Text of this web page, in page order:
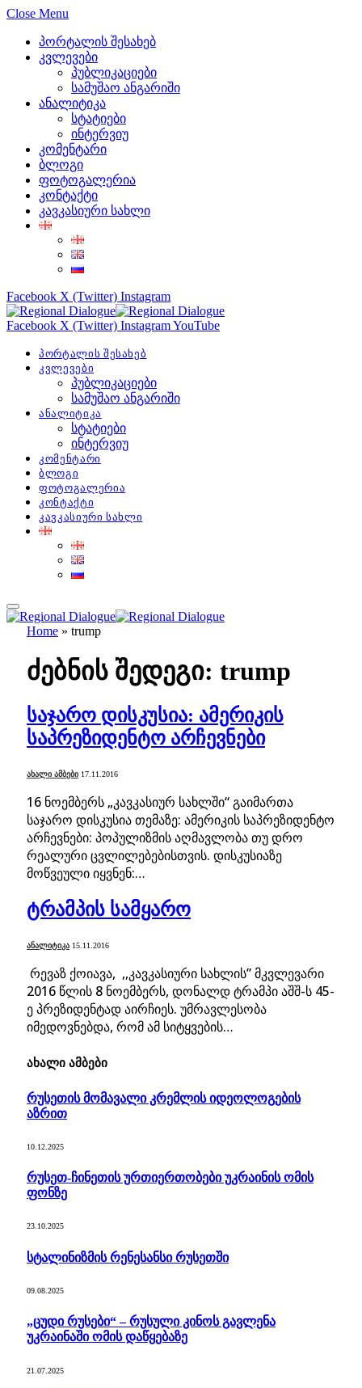
Close Menu
პორტალის შესახებ
კვლევები
პუბლიკაციები
სამუშაო ანგარიში
ანალიტიკა
სტატიები
ინტერვიუ
კომენტარი
ბლოგი
ფოტოგალერია
კონტაქტი
კავკასიური სახლი
Facebook X (Twitter) Instagram
Facebook X (Twitter) InstagramYouTube
პორტალის შესახებ
კვლევები
პუბლიკაციები
სამუშაო ანგარიში
ანალიტიკა
სტატიები
ინტერვიუ
კომენტარი
ბლოგი
ფოტოგალერია
კონტაქტი
კავკასიური სახლი
Home » trump
ძებნის შედეგი: trump
საჯარო დისკუსია: ამერიკის
საპრეზიდენტო არჩევნები
ᲐᲮᲐᲚᲘ ᲐᲛᲑᲔᲑᲘ 17.11.2016
16 ნოემბერს „კავკასიურ სახლში“ გაიმართა
საჯარო დისკუსია თემაზე: ამერიკის საპრეზიდენტო
არჩევნები: პოპულიზმის აღმავლობა თუ დრო
რეალური ცვლილებებისთვის. დისკუსიაზე
მოწვეული იყვნენ:…
ტრამპის სამყარო
ᲐᲜᲐᲚᲘᲢᲘᲙᲐ 15.11.2016
რევაზ ქოიავა, ,,კავკასიური სახლის” მკვლევარი
2016 წლის 8 ნოემბერს, დონალდ ტრამპი აშშ-ს 45-
ე პრეზიდენტად აირჩიეს. უმრავლესობა
იმედოვნებდა, რომ ამ სიტყვების…
ახალი ამბები
რუსეთის მომავალი კრემლის იდეოლოგების
აზრით
10.12.2025
რუსეთ-ჩინეთის ურთიერთობები უკრაინის ომის
ფონზე
23.10.2025
სტალინიზმის რენესანსი რუსეთში
09.08.2025
„ცუდი რუსები“ – რუსული კინოს გავლენა
უკრაინაში ომის დაწყებაზე
21.07.2025